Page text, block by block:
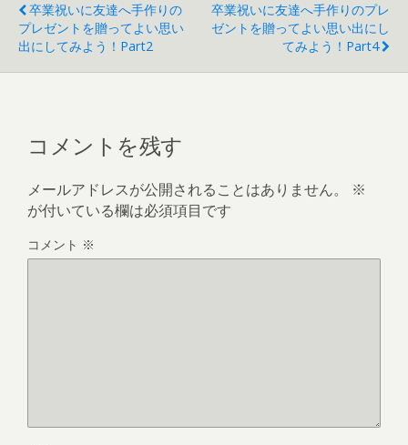
卒業祝いに友達へ手作りの
プレゼントを贈ってよい思い
出にしてみよう！part2
卒業祝いに友達へ手作りのプレ
ゼントを贈ってよい思い出にし
てみよう！part4
コメントを残す
メールアドレスが公開されることはありません。
※
が付いている欄は必須項目です
コメント ※